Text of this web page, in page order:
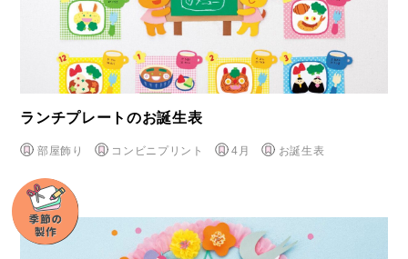
ランチプレートのお誕生表
部屋飾り コンビニプリント 4月 お誕生表